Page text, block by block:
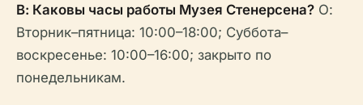
В: Каковы часы работы Музея Стенерсена? О:
Вторник–пятница: 10:00–18:00; Суббота–
воскресенье: 10:00–16:00; закрыто по
понедельникам.